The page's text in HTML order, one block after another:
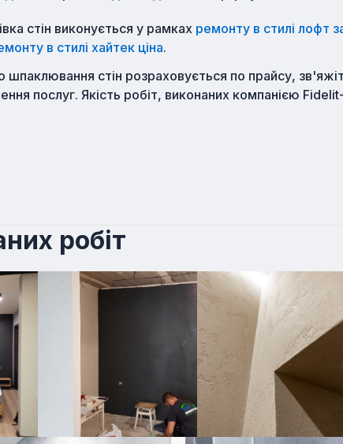
стін виконується у рамках ремонту в стилі лофт
в стилі хайтек ціна.
шпаклювання стін розраховується по прайсу,
послуг. Якість робіт, виконаних компанією
робіт